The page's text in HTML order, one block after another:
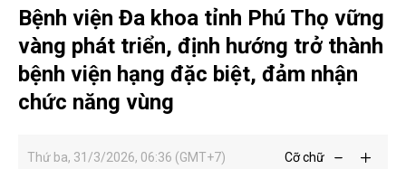
Bệnh viện Đa khoa tỉnh Phú Thọ vững
vàng phát triển, định hướng trở thành
bệnh viện hạng đặc biệt, đảm nhận
chức năng vùng
Thứ ba, 31/3/2026, 06:36 (GMT+7) Cỡ chữ